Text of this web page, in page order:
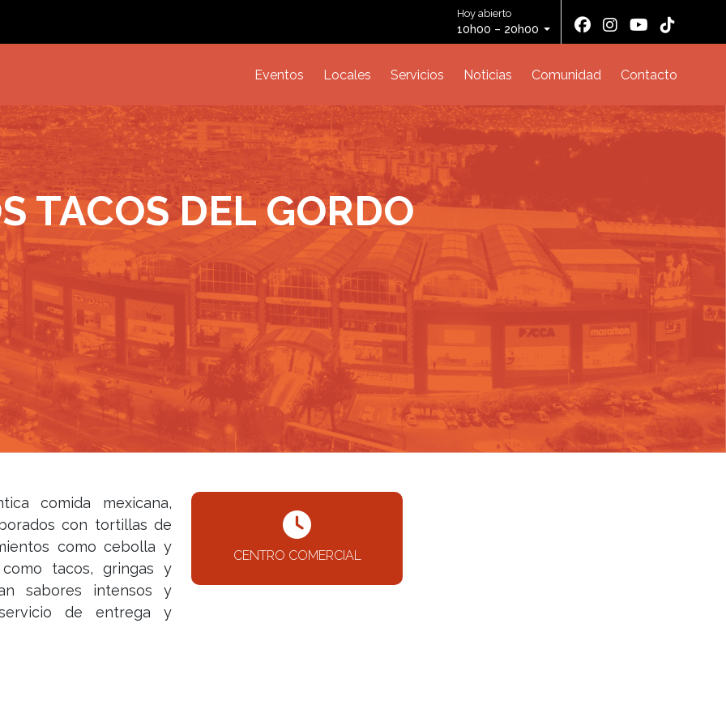
Hoy abierto
10h00 – 20h00
Eventos Locales Servicios Noticias Comunidad Contacto
TACOS DEL GORDO
comida mexicana,
con tortillas de
como cebolla y
tacos, gringas y
sabores intensos y
de entrega y
CENTRO COMERCIAL